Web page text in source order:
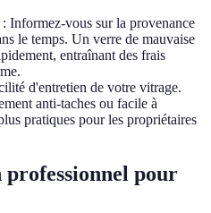
: Informez-vous sur la provenance
le temps. Un verre de mauvaise
entraînant des frais
d'entretien de votre vitrage.
anti-taches ou facile à
pratiques pour les propriétaires
pour